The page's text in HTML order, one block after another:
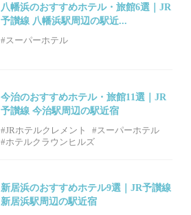
八幡浜のおすすめホテル・旅館6選｜JR
予讃線 八幡浜駅周辺の駅近...
#スーパーホテル
今治のおすすめホテル・旅館11選｜JR
予讃線 今治駅周辺の駅近宿
#JRホテルクレメント
#スーパーホテル
#ホテルクラウンヒルズ
新居浜のおすすめホテル9選｜JR予讃線
新居浜駅周辺の駅近宿